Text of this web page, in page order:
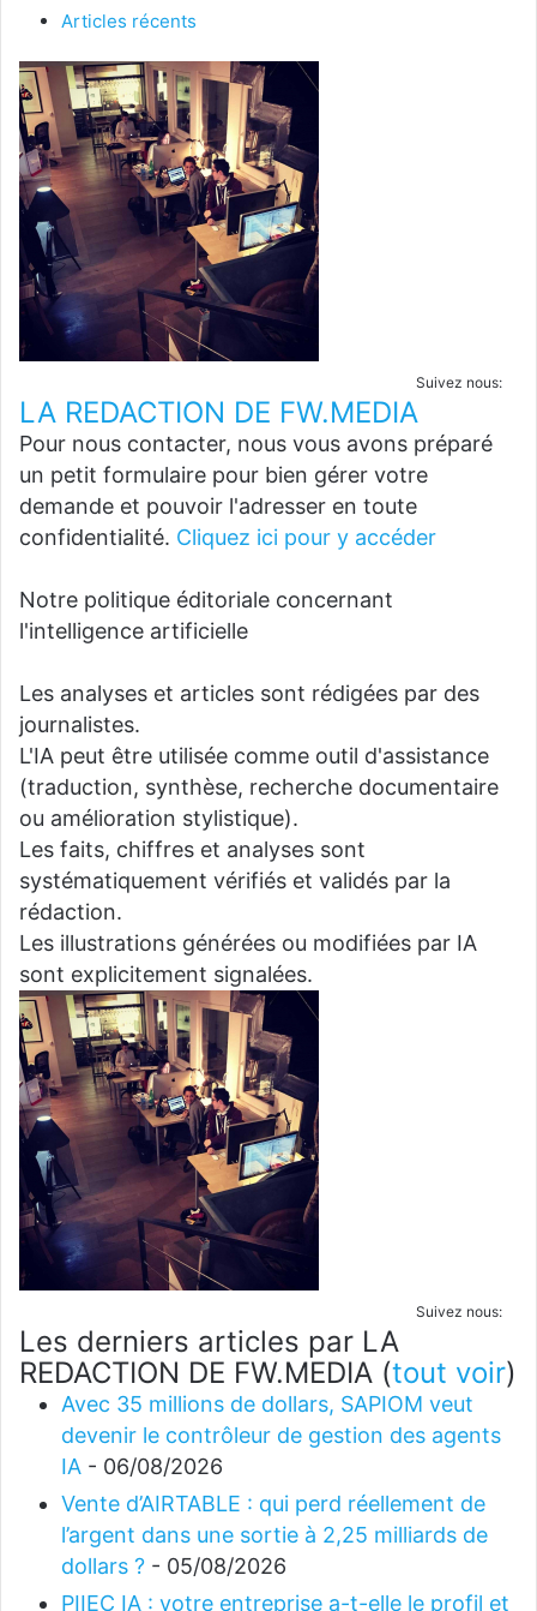
Articles récents
Suivez nous:
LA REDACTION DE FW.MEDIA
Pour nous contacter, nous vous avons préparé
un petit formulaire pour bien gérer votre
demande et pouvoir l'adresser en toute
confidentialité. Cliquez ici pour y accéder
Notre politique éditoriale concernant
l'intelligence artificielle
Les analyses et articles sont rédigées par des
journalistes.
L'IA peut être utilisée comme outil d'assistance
(traduction, synthèse, recherche documentaire
ou amélioration stylistique).
Les faits, chiffres et analyses sont
systématiquement vérifiés et validés par la
rédaction.
Les illustrations générées ou modifiées par IA
sont explicitement signalées.
Suivez nous:
Les derniers articles par LA
REDACTION DE FW.MEDIA (tout voir)
Avec 35 millions de dollars, SAPIOM veut
devenir le contrôleur de gestion des agents
IA - 06/08/2026
Vente d’AIRTABLE : qui perd réellement de
l’argent dans une sortie à 2,25 milliards de
dollars ? - 05/08/2026
PIIEC IA : votre entreprise a-t-elle le profil et